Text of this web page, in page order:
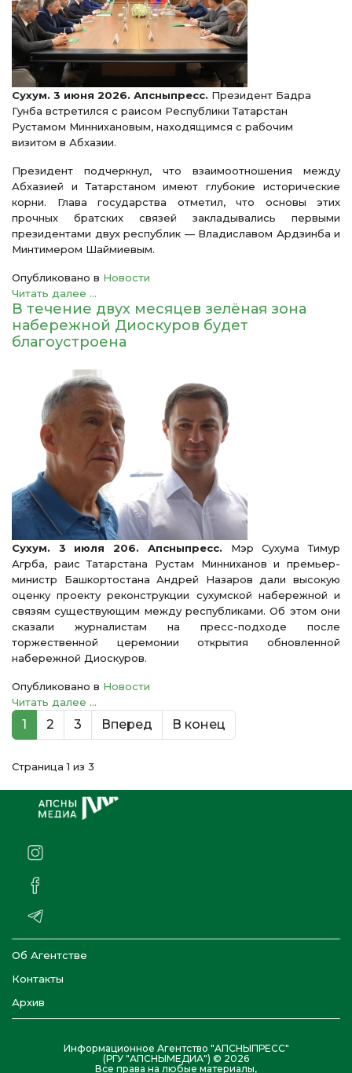
Сухум. 3 июня 2026. Апсныпресс. Президент Бадра
Гунба встретился с раисом Республики Татарстан
Рустамом Миннихановым, находящимся с рабочим
визитом в Абхазии.
Президент подчеркнул, что взаимоотношения между
Абхазией и Татарстаном имеют глубокие исторические
корни. Глава государства отметил, что основы этих
прочных братских связей закладывались первыми
президентами двух республик — Владиславом Ардзинба и
Минтимером Шаймиевым.
Опубликовано в Новости
Читать далее ...
В течение двух месяцев зелёная зона
набережной Диоскуров будет
благоустроена
Сухум. 3 июля 206. Апсныпресс. Мэр Сухума Тимур
Агрба, раис Татарстана Рустам Минниханов и премьер-
министр Башкортостана Андрей Назаров дали высокую
оценку проекту реконструкции сухумской набережной и
связям существующим между республиками. Об этом они
сказали журналистам на пресс-подходе после
торжественной церемонии открытия обновленной
набережной Диоскуров.
Опубликовано в Новости
Читать далее ...
1 2 3 Вперед В конец
Страница 1 из 3
Об Агентстве
Контакты
Архив
Информационное Агентство "АПСНЫПРЕСС"
(РГУ "АПСНЫМЕДИА") © 2026
Все права на любые материалы,